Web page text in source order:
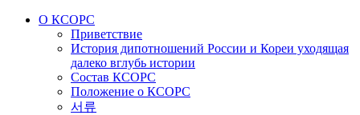
О КСОРС
Приветствие
История дипотношений России и Кореи уходящая
далеко вглубь истории
Состав КСОРС
Положение о КСОРС
서류